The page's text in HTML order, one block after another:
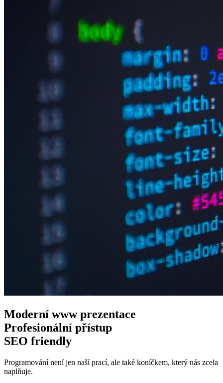
Moderní wwwprezentace
Profesionálnípřístup
SEOfriendly
Programování není jen naší prací, ale také koníčkem, který nás zcela
naplňuje.